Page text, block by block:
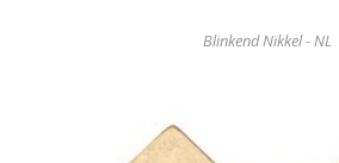
Blinkend Nikkel - NL